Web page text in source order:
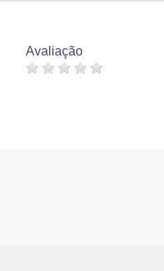
Avaliação